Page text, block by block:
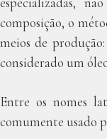
especializadas,
composição, o
meios de
considerado um
Entre os nomes
comumente usado